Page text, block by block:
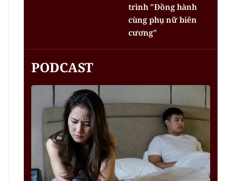
trình "Đồng hành
cùng phụ nữ biên
cương"
PODCAST